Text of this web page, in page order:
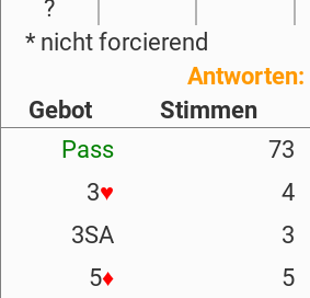
?
* nicht forcierend
Antworten:
Gebot
Stimmen
Pass
73
3♥ 4
3SA
3
5♦ 5